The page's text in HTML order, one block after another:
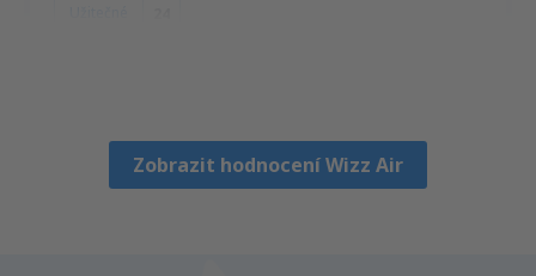
Zobrazit hodnocení Wizz Air